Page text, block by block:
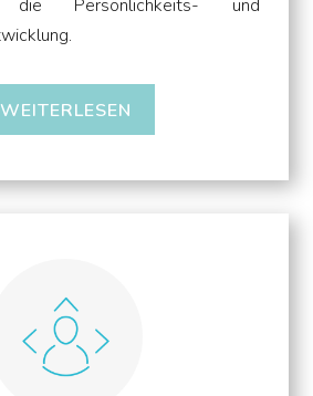
Persönlichkeits- und
WEITERLESEN